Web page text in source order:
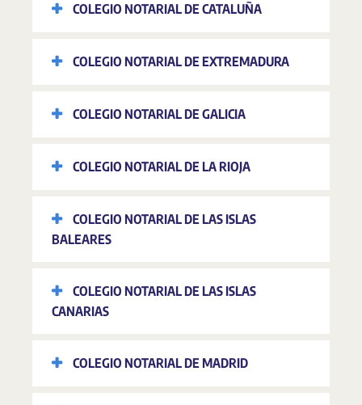
COLEGIO NOTARIAL DE CATALUÑA
COLEGIO NOTARIAL DE EXTREMADURA
COLEGIO NOTARIAL DE GALICIA
COLEGIO NOTARIAL DE LA RIOJA
COLEGIO NOTARIAL DE LAS ISLAS
BALEARES
COLEGIO NOTARIAL DE LAS ISLAS
CANARIAS
COLEGIO NOTARIAL DE MADRID